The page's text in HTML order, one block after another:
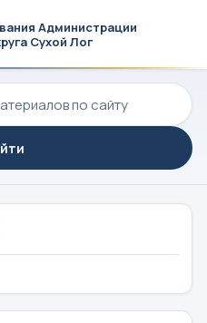
Администрации
Сухой Лог